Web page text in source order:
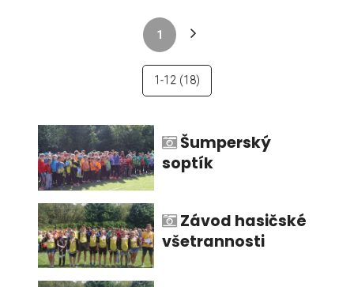
1
1-12 (18)
Šumperský
soptík
Závod hasičské
všetrannosti